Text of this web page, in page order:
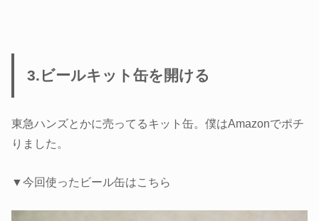
3.ビールキット缶を開ける
東急ハンズとかに売ってるキット缶。僕はAmazonでポチ
りました。
▼今回使ったビール缶はこちら